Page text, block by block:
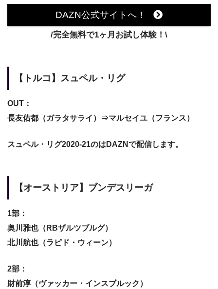
DAZN公式サイトへ！
/完全無料で1ヶ月お試し体験！\
【トルコ】スュペル・リグ
OUT：
長友佑都（ガラタサライ）⇒マルセイユ（フランス）
スュペル・リグ2020-21のはDAZNで配信します。
【オーストリア】ブンデスリーガ
1部：
奥川雅也（RBザルツブルグ）
北川航也（ラピド・ウィーン）
2部：
財前淳（ヴァッカー・インスブルック）